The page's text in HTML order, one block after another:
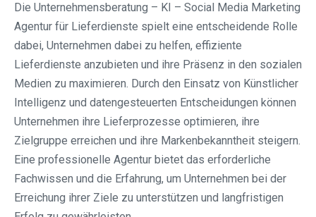
Die Unternehmensberatung – KI – Social Media Marketing
Agentur für Lieferdienste spielt eine entscheidende Rolle
dabei, Unternehmen dabei zu helfen, effiziente
Lieferdienste anzubieten und ihre Präsenz in den sozialen
Medien zu maximieren. Durch den Einsatz von Künstlicher
Intelligenz und datengesteuerten Entscheidungen können
Unternehmen ihre Lieferprozesse optimieren, ihre
Zielgruppe erreichen und ihre Markenbekanntheit steigern.
Eine professionelle Agentur bietet das erforderliche
Fachwissen und die Erfahrung, um Unternehmen bei der
Erreichung ihrer Ziele zu unterstützen und langfristigen